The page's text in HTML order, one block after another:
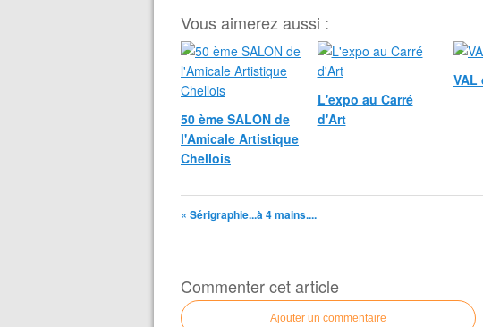
Vous aimerez aussi :
50 ème SALON de
l'Amicale Artistique
Chellois
L'expo au Carré
d'Art
VAL
« Sérigraphie...à 4 mains....
Commenter cet article
Ajouter un commentaire